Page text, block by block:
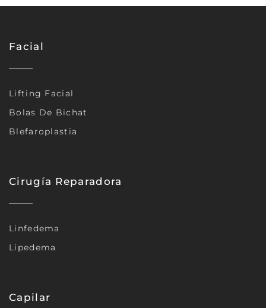
Facial
Lifting Facial
Bolas De Bichat
Blefaroplastia
Cirugía Reparadora
Linfedema
Lipedema
Capilar